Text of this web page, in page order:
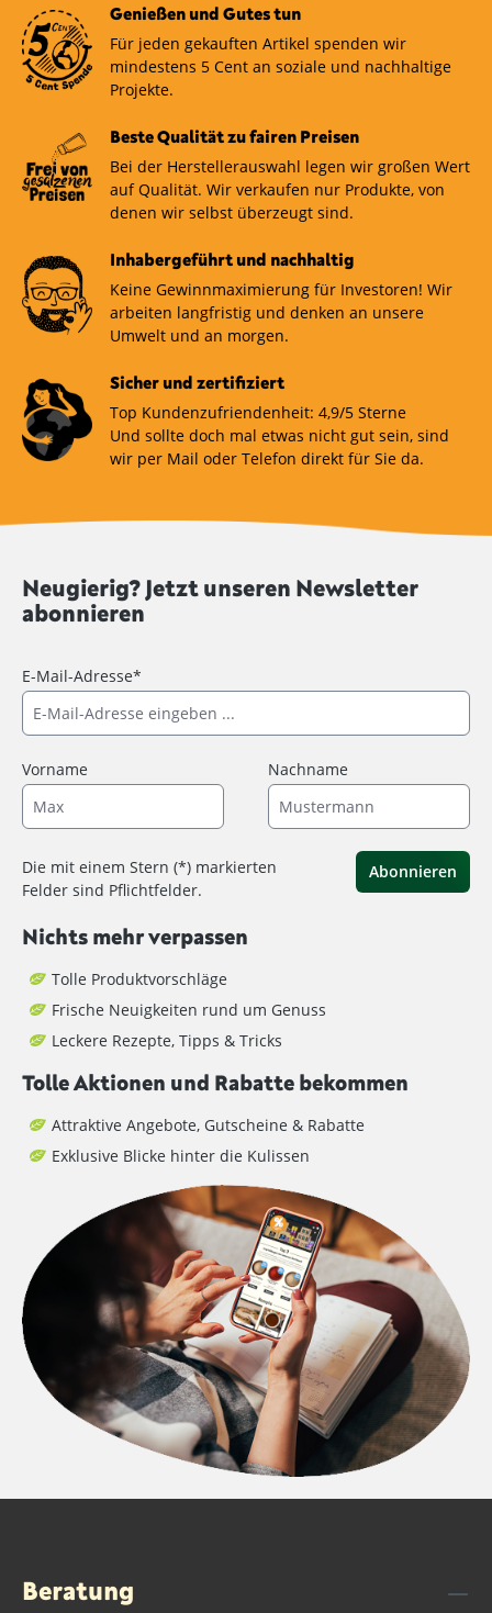
Genießen und Gutes tun
Für jeden gekauften Artikel spenden wir
mindestens 5 Cent an soziale und nachhaltige
Projekte.
Beste Qualität zu fairen Preisen
Bei der Herstellerauswahl legen wir großen Wert
auf Qualität. Wir verkaufen nur Produkte, von
denen wir selbst überzeugt sind.
Inhabergeführt und nachhaltig
Keine Gewinnmaximierung für Investoren! Wir
arbeiten langfristig und denken an unsere
Umwelt und an morgen.
Sicher und zertifiziert
Top Kundenzufriendenheit: 4,9/5 Sterne
Und sollte doch mal etwas nicht gut sein, sind
wir per Mail oder Telefon direkt für Sie da.
Neugierig? Jetzt unseren Newsletter
abonnieren
E-Mail-Adresse*
Vorname Nachname
Die mit einem Stern (*) markierten
Felder sind Pflichtfelder.
Abonnieren
Nichts mehr verpassen
Tolle Produktvorschläge
Frische Neuigkeiten rund um Genuss
Leckere Rezepte, Tipps & Tricks
Tolle Aktionen und Rabatte bekommen
Attraktive Angebote, Gutscheine & Rabatte
Exklusive Blicke hinter die Kulissen
Beratung